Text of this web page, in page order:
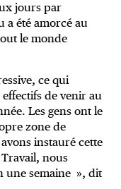
jours par
a été amorcé au
le monde
ce qui
de venir au
Les gens ont le
zone de
instauré cette
nous
une semaine », dit